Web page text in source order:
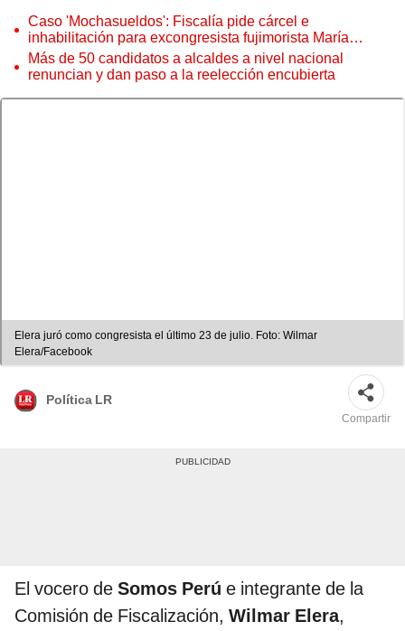
Caso 'Mochasueldos': Fiscalía pide cárcel e
inhabilitación para excongresista fujimorista María
Cordero Jon Tay
Más de 50 candidatos a alcaldes a nivel nacional
renuncian y dan paso a la reelección encubierta
Elera juró como congresista el último 23 de julio. Foto: Wilmar
Elera/Facebook
Política LR
Compartir
El vocero de Somos Perú e integrante de la
Comisión de Fiscalización, Wilmar Elera,